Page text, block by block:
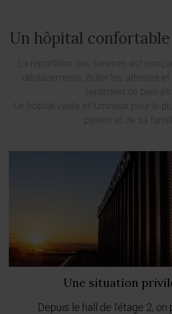
Un hôpital
La répartition des services est
déplacements, éviter les attentes et
sentiment de bien-
Un hôpital vaste et lumineux pour le
patient et de sa
Une situation
Depuis le hall de l'étage 2, on